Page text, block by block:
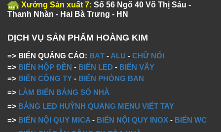
Xưởng Sản xuất 7: Số 56 Ngõ 40 Võ Thị Sáu -
Thanh Nhàn - Hai Bà Trưng - HN
DỊCH VỤ SẢN PHẨM HOÀNG KIM
=> BIỂN QUẢNG CÁO: BẠT - ALU - CHỮ NỔI
=> BIỂN HỘP ĐÈN - BIỂN LED - BIỂN VẪY
=> BIỂN CÔNG TY - BIỂN PHÒNG BAN
=> LÀM BIỂN BẢNG SỐ NHÀ
=> BẢNG LED HUỲNH QUANG MENU VIẾT TAY
=> BIỂN NỘI QUY MICA - BIỂN NỘI QUY INOX - BIỂN WC